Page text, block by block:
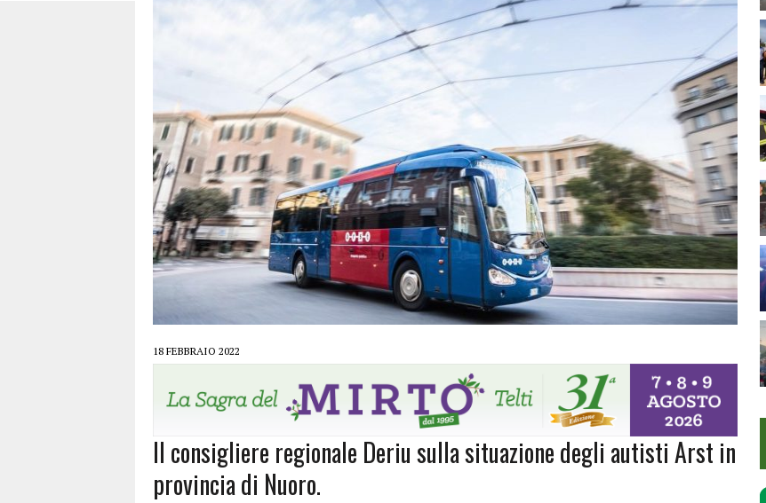
18 FEBBRAIO 2022
Il consigliere regionale Deriu sulla situazione degli autisti Arst in
provincia di Nuoro.